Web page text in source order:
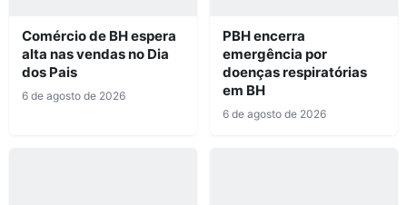
Comércio de BH espera
alta nas vendas no Dia
dos Pais
6 de agosto de 2026
PBH encerra
emergência por
doenças respiratórias
em BH
6 de agosto de 2026